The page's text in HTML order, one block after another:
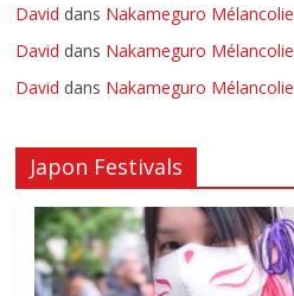
David dans Nakameguro Mélancolie
David dans Nakameguro Mélancolie
David dans Nakameguro Mélancolie
Japon Festivals